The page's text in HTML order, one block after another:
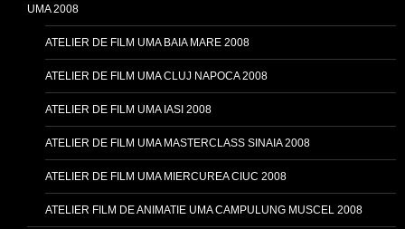
UMA 2008
ATELIER DE FILM UMA BAIA MARE 2008
ATELIER DE FILM UMA CLUJ NAPOCA 2008
ATELIER DE FILM UMA IASI 2008
ATELIER DE FILM UMA MASTERCLASS SINAIA 2008
ATELIER DE FILM UMA MIERCUREA CIUC 2008
ATELIER FILM DE ANIMATIE UMA CAMPULUNG MUSCEL 2008